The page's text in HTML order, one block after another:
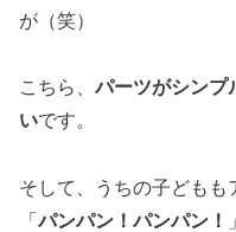
が（笑）
こちら、パーツがシンプ
いです。
そして、うちの子どもも
「パンパン！パンパン！